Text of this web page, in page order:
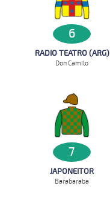
6
RADIO TEATRO (ARG)
Don Camilo
7
JAPONEITOR
Barabaraba